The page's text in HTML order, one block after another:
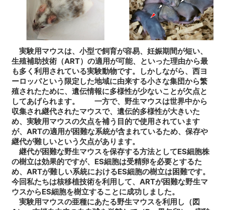
実験用マウスは、小型で飼育が容易、妊娠期間が短い、
生殖補助技術（ART）の適用が可能、といった理由から最
も多く利用されている実験動物です。しかしながら、西ヨ
ーロッパという限定した地域に由来する小さな集団から繁
殖されたために、遺伝情報に多様性が少ないことが欠点と
してあげられます。 一方で、野生マウスは世界中から
収集され継代されたマウスで、遺伝的多様性が大きいた
め、実験用マウスの欠点を補う目的で使用されています
が、ARTの適用が困難な系統が含まれているため、保存や
継代が難しいという欠点があります。
継代が困難な野生マウスを保存する方法としてES細胞株
の樹立は効果的ですが、ES細胞は受精卵を必要とするた
め、ARTが難しい系統におけるES細胞の樹立は困難です。
今回私たちは核移植技術を利用して、ARTが困難な野生マ
ウスからES細胞を樹立することに成功しました。
実験用マウスの亜種にあたる野生マウスを利用し（図